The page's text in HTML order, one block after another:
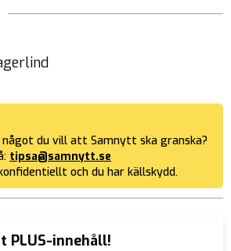
du vill att Samnytt ska granska?
tipsa@samnytt.se
och du har källskydd.
PLUS-innehåll!